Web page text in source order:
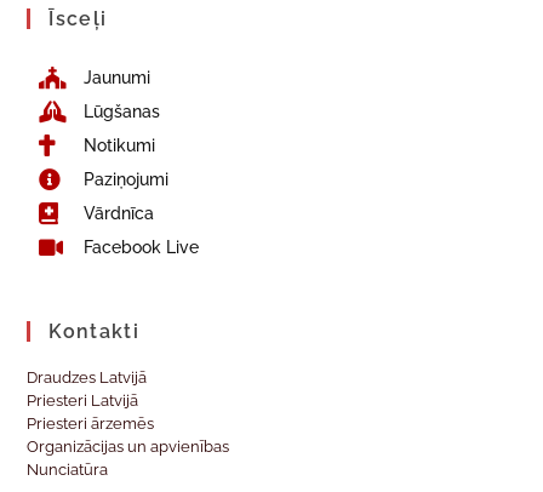
Īsceļi
Jaunumi
Lūgšanas
Notikumi
Paziņojumi
Vārdnīca
Facebook Live
Kontakti
Draudzes Latvijā
Priesteri Latvijā
Priesteri ārzemēs
Organizācijas un apvienības
Nunciatūra